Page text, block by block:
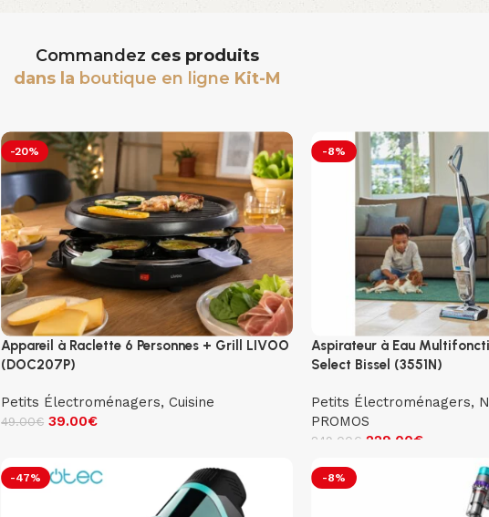
Commandez ces produits
dans la boutique en ligne Kit-M
-20%
Appareil à Raclette 6 Personnes + Grill LIVOO
(DOC207P)
Petits Électroménagers,Cuisine
49.00€ 39.00€
-8%
Aspirateur à Eau
Select Bissel (3551N)
Petits Électroménagers,
PROMOS
249.00€ 229.00€
-47% -8%